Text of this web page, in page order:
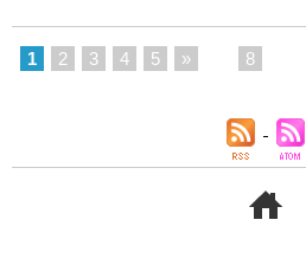
1 2 3 4 5 » 8